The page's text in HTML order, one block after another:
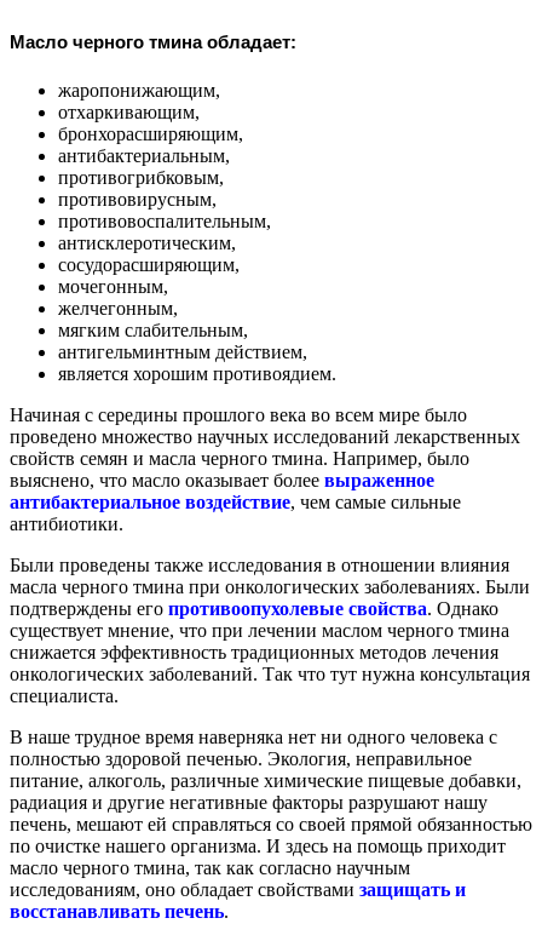
Масло черного тмина обладает:
жаропонижающим,
отхаркивающим,
бронхорасширяющим,
антибактериальным,
противогрибковым,
противовирусным,
противовоспалительным,
антисклеротическим,
сосудорасширяющим,
мочегонным,
желчегонным,
мягким слабительным,
антигельминтным действием,
является хорошим противоядием.
Начиная с середины прошлого века во всем мире было
проведено множество научных исследований лекарственных
свойств семян и масла черного тмина. Например, было
выяснено, что масло оказывает более выраженное
антибактериальное воздействие, чем самые сильные
антибиотики.
Были проведены также исследования в отношении влияния
масла черного тмина при онкологических заболеваниях. Были
подтверждены его противоопухолевые свойства. Однако
существует мнение, что при лечении маслом черного тмина
снижается эффективность традиционных методов лечения
онкологических заболеваний. Так что тут нужна консультация
специалиста.
В наше трудное время наверняка нет ни одного человека с
полностью здоровой печенью. Экология, неправильное
питание, алкоголь, различные химические пищевые добавки,
радиация и другие негативные факторы разрушают нашу
печень, мешают ей справляться со своей прямой обязанностью
по очистке нашего организма. И здесь на помощь приходит
масло черного тмина, так как согласно научным
исследованиям, оно обладает свойствами защищать и
восстанавливать печень.